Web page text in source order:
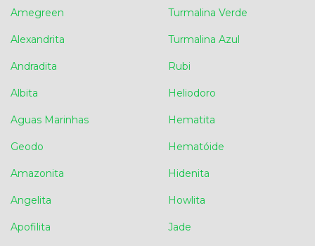
Amegreen
Alexandrita
Andradita
Albita
Aguas Marinhas
Geodo
Amazonita
Angelita
Apofilita
Turmalina Verde
Turmalina Azul
Rubi
Heliodoro
Hematita
Hematóide
Hidenita
Howlita
Jade